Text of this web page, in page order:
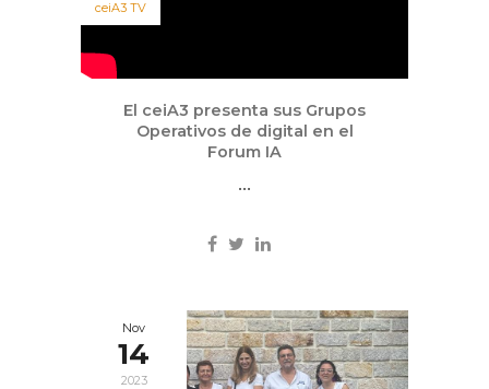
ceiA3 TV
El ceiA3 presenta sus Grupos
Operativos de digital en el
Forum IA
...
Nov
14
2023